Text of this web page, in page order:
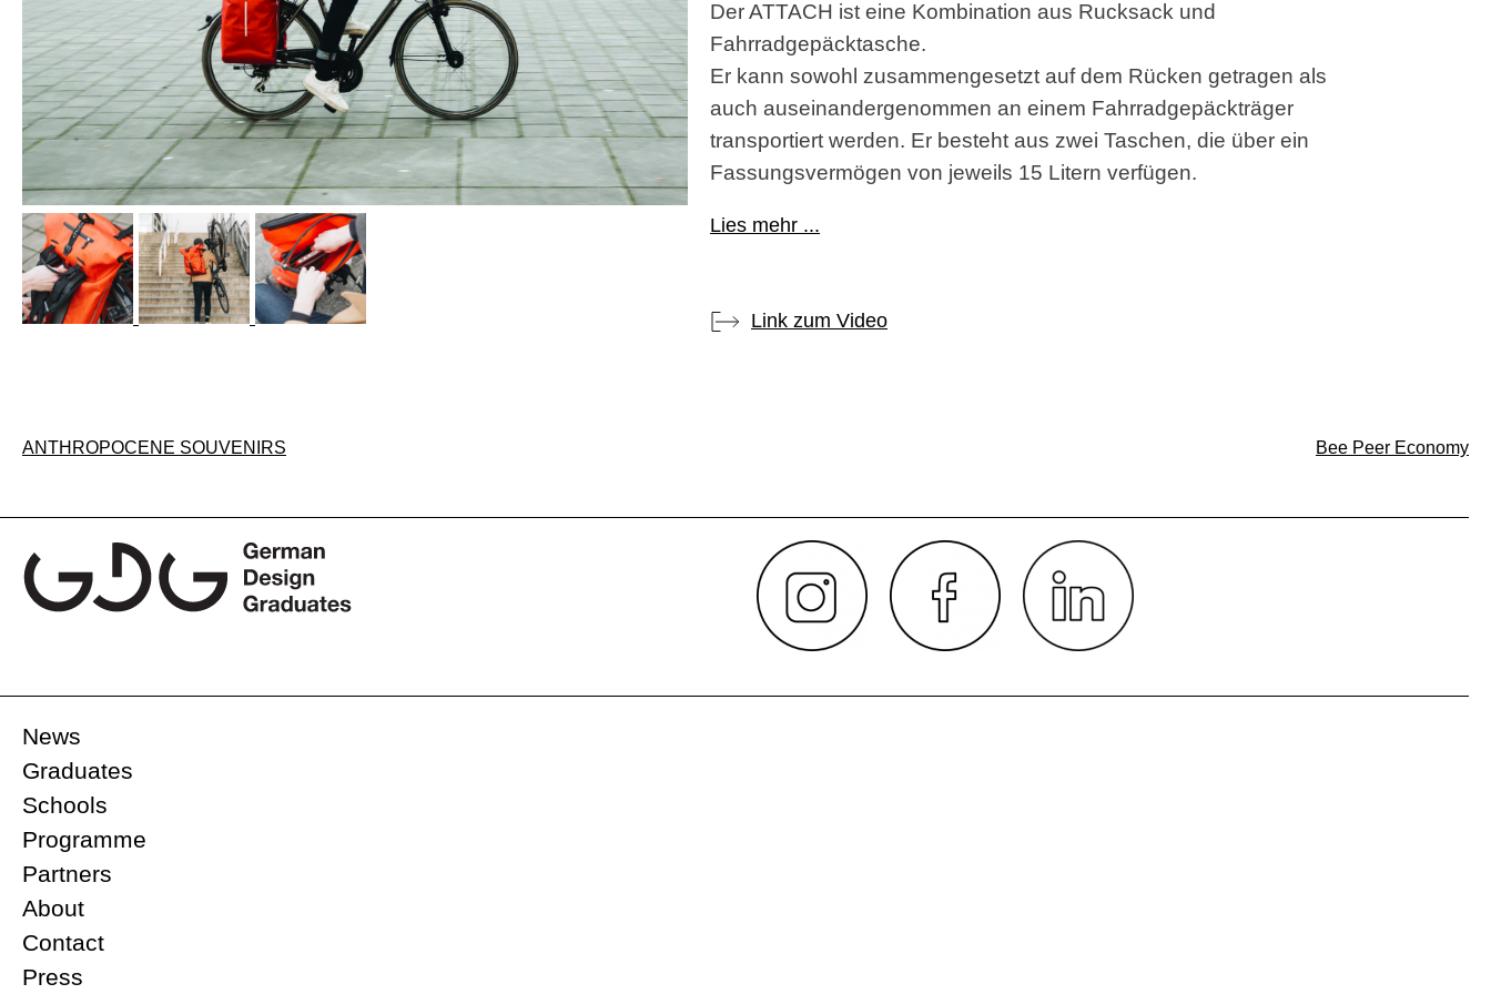
Der ATTACH ist eine Kombination aus Rucksack und
Fahrradgepäcktasche.
Er kann sowohl zusammengesetzt auf dem Rücken getragen als
auch auseinandergenommen an einem Fahrradgepäckträger
transportiert werden. Er besteht aus zwei Taschen, die über ein
Fassungsvermögen von jeweils 15 Litern verfügen.
Lies mehr ...
Link zum Video
Beitragsnavigation
ANTHROPOCENE SOUVENIRS Bee Peer Economy
News
Graduates
Schools
Programme
Partners
About
Contact
Press